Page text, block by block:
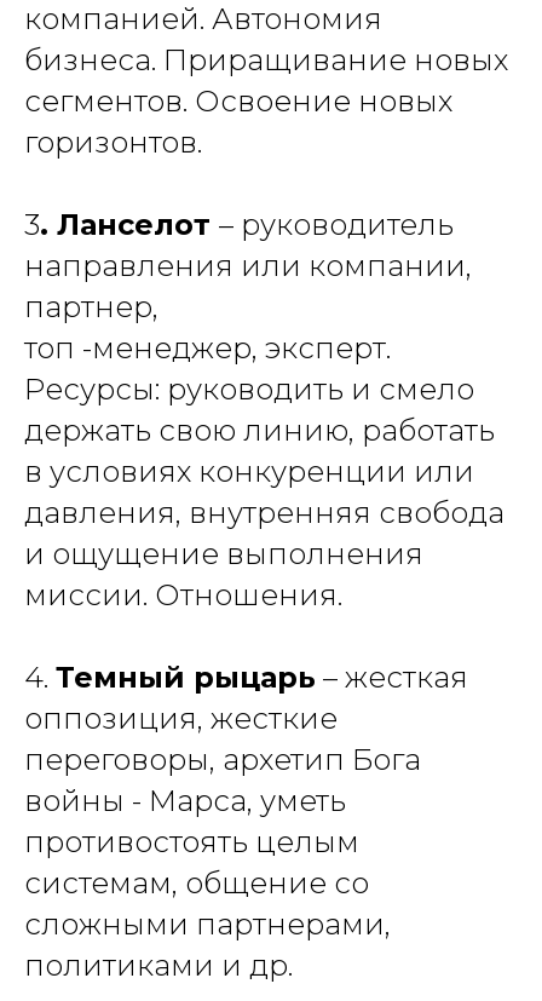
компанией. Автономия
бизнеса. Приращивание новых
сегментов. Освоение новых
горизонтов.
3. Ланселот – руководитель
направления или компании,
партнер,
топ -менеджер, эксперт.
Ресурсы: руководить и смело
держать свою линию, работать
в условиях конкуренции или
давления, внутренняя свобода
и ощущение выполнения
миссии. Отношения.
4. Темный рыцарь – жесткая
оппозиция, жесткие
переговоры, архетип Бога
войны - Марса, уметь
противостоять целым
системам, общение со
сложными партнерами,
политиками и др.